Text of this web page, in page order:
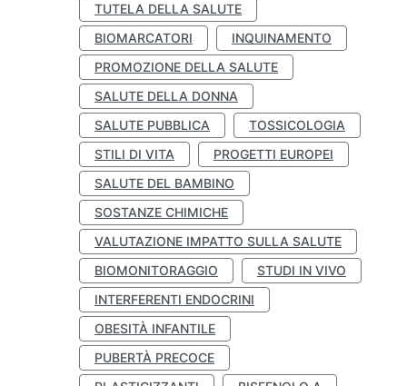
TUTELA DELLA SALUTE
BIOMARCATORI
INQUINAMENTO
PROMOZIONE DELLA SALUTE
SALUTE DELLA DONNA
SALUTE PUBBLICA
TOSSICOLOGIA
STILI DI VITA
PROGETTI EUROPEI
SALUTE DEL BAMBINO
SOSTANZE CHIMICHE
VALUTAZIONE IMPATTO SULLA SALUTE
BIOMONITORAGGIO
STUDI IN VIVO
INTERFERENTI ENDOCRINI
OBESITÀ INFANTILE
PUBERTÀ PRECOCE